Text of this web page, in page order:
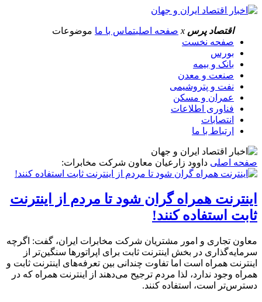
اقتصاد پرس x صفحه اصلیتماس با ما موضوعات
صفحه نخست
بورس
بانک و بیمه
صنعت و معدن
نفت و پتروشیمی
عمران و مسکن
فناوری اطلاعات
انتصابات
ارتباط با ما
صفحه اصلی داوود زارعیان معاون شرکت مخابرات:
اینترنت همراه گران شود تا مردم از اینترنت
ثابت استفاده کنند!
معاون تجاری و امور مشتریان شرکت مخابرات ایران، گفت: اگرچه
سرمایه‌گذاری در بخش اینترنت ثابت برای اپراتورها سنگین‌تر از
اینترنت همراه است اما تفاوت چندانی بین تعرفه‌های اینترنت ثابت و
همراه وجود ندارد، لذا مردم ترجیح می‌دهند از اینترنت همراه که در
دسترس‌تر است، استفاده کنند.